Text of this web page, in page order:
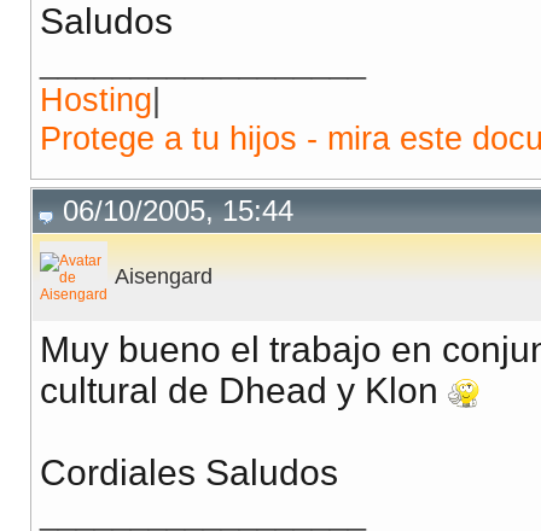
Saludos
Hosting|
Protege a tu hijos - mira este
06/10/2005, 15:44
Aisengard
Muy bueno el trabajo en
cultural de Dhead y Klon
Cordiales Saludos